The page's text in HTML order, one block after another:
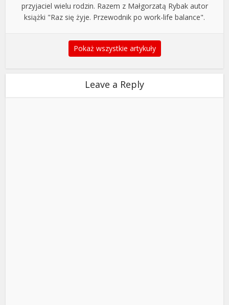
przyjaciel wielu rodzin. Razem z Małgorzatą Rybak autor
książki "Raz się żyje. Przewodnik po work-life balance".
Pokaż wszystkie artykuły
Leave a Reply